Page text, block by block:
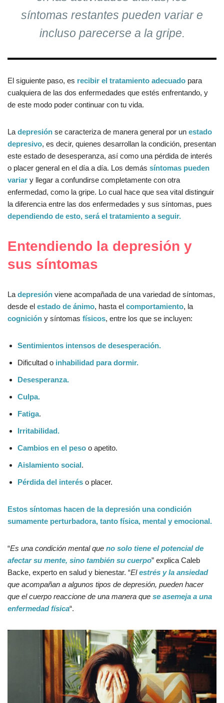
síntomas restantes pueden variar e
incluso parecerse a la gripe.
El siguiente paso, es recibir el tratamiento adecuado para
cualquiera de las dos enfermedades que estés enfrentando, y
de este modo poder continuar con tu vida.
La depresión se caracteriza de manera general por un estado
depresivo, es decir, quienes desarrollan la condición, presentan
este estado de desesperanza, así como una pérdida de interés
o placer general en el día a día. Los demás síntomas pueden
variar y llegar a confundirse completamente con otra
enfermedad, como la gripe. Lo cual hace que sea vital distinguir
la diferencia entre las dos enfermedades y sus síntomas, pues
dependiendo de esto, será el tratamiento a seguir.
Entendiendo la depresión y
sus síntomas
La depresión viene acompañada de una variedad de síntomas,
desde el estado de ánimo, hasta el comportamiento, la
cognición y síntomas físicos, entre los que se incluyen:
Sentimientos intensos de desesperación.
Dificultad o inhabilidad para dormir.
Desesperanza.
Culpa.
Fatiga.
Irritabilidad.
Cambios en el peso o apetito.
Aislamiento social.
Pérdida del interés o placer.
Estos síntomas hacen de la depresión una condición
sumamente perturbadora, tanto física, mental y emocional.
“Es una condición mental que no solo tiene el potencial de
afectar su mente, sino también su cuerpo” explica Caleb
Backe, experto en salud y bienestar. “Elestrés y la ansiedad
que acompañan a algunos tipos de depresión, pueden hacer
que el cuerpo reaccione de una manera que se asemeja a una
enfermedad física“.